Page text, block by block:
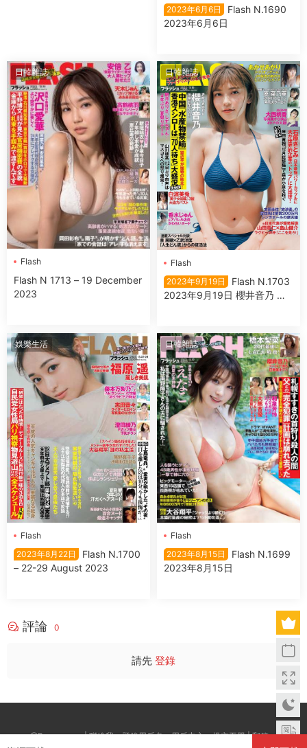
2023年6月6日
Flash N.1690
2023年6月6日
日韓雜誌
Flash
Flash N 1713 – 19 December
2023
日韓雜誌
Flash
2023年9月19日
Flash N.1703
2023年9月19日 櫻井音乃 あ
娛樂生活
Flash
2023年8月22日
Flash N.1700
– 22-29 August 2023
日韓雜誌
Flash
2023年8月15日
Flash N.1699
2023年8月15日
評論 0
請先 登錄
@Boxwc.com | 聯絡我：登錄用戶名--用戶中心--提交工單 | 郵箱：